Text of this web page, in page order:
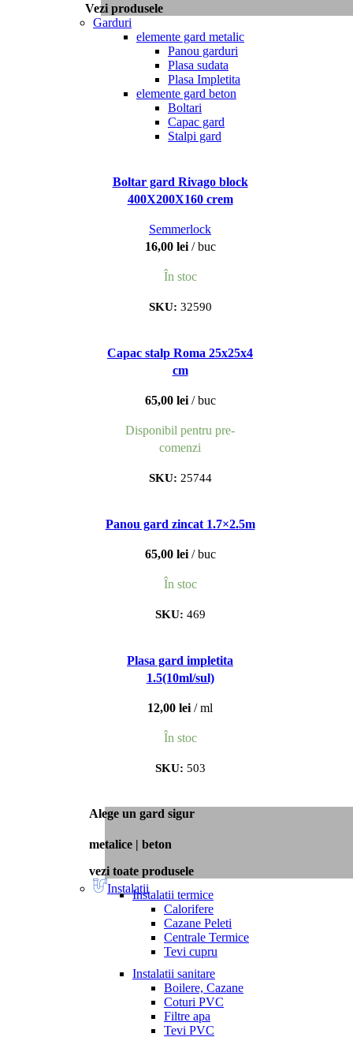
Vezi produsele
Garduri
elemente gard metalic
Panou garduri
Plasa sudata
Plasa Impletita
elemente gard beton
Boltari
Capac gard
Stalpi gard
Boltar gard Rivago block
400X200X160 crem
Semmerlock
16,00 lei buc
În stoc
SKU: 32590
Capac stalp Roma 25x25x4
cm
65,00 lei buc
Disponibil pentru pre-
comenzi
SKU: 25744
Panou gard zincat 1.7×2.5m
65,00 lei buc
În stoc
SKU: 469
Plasa gard impletita
1.5(10ml/sul)
12,00 lei ml
În stoc
SKU: 503
Alege un gard sigur
metalice | beton
vezi toate produsele
InstalatiiInstalatii termice
Calorifere
Cazane Peleti
Centrale Termice
Tevi cupru
Instalatii sanitare
Boilere, Cazane
Coturi PVC
Filtre apa
Tevi PVC